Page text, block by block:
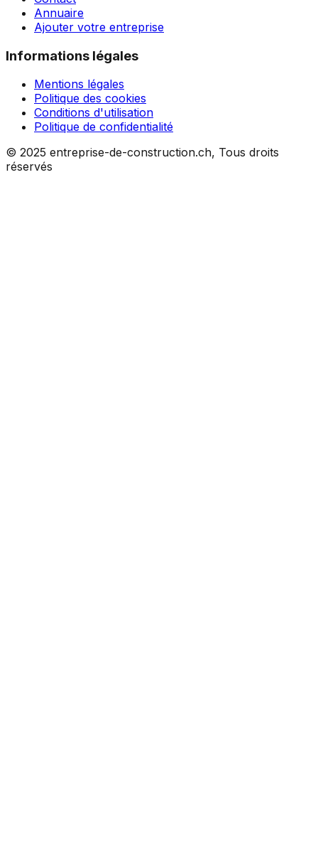
Annuaire
Ajouter votre entreprise
Informations légales
Mentions légales
Politique des cookies
Conditions d'utilisation
Politique de confidentialité
© 2025 entreprise-de-construction.ch, Tous droits
réservés